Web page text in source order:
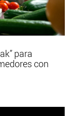
para
con